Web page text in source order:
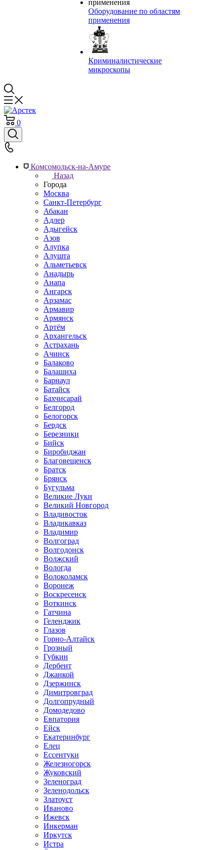
Оборудование по областям
применения
Криминалистические
микроскопы
0
Комсомольск-на-Амуре
Назад
Города
Москва
Санкт-Петербург
Абакан
Адлер
Адыгейск
Азов
Алупка
Алушта
Альметьевск
Анадырь
Анапа
Ангарск
Арзамас
Армавир
Армянск
Артём
Архангельск
Астрахань
Ачинск
Балаково
Балашиха
Барнаул
Батайск
Бахчисарай
Белгород
Белогорск
Бердск
Березники
Бийск
Биробиджан
Благовещенск
Братск
Брянск
Бугульма
Великие Луки
Великий Новгород
Владивосток
Владикавказ
Владимир
Волгоград
Волгодонск
Волжский
Вологда
Волоколамск
Воронеж
Воскресенск
Воткинск
Гатчина
Геленджик
Глазов
Горно-Алтайск
Грозный
Губкин
Дербент
Джанкой
Дзержинск
Димитровград
Долгопрудный
Домодедово
Евпатория
Ейск
Екатеринбург
Елец
Ессентуки
Железногорск
Жуковский
Зеленоград
Зеленодольск
Златоуст
Иваново
Ижевск
Инкерман
Иркутск
Истра